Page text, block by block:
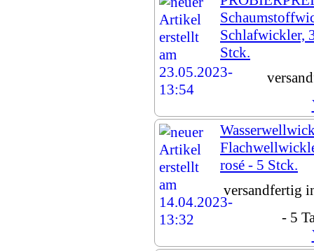
Schlafwickler,
Stck.
rosé - 5 Stck.
versandfertig
- 5